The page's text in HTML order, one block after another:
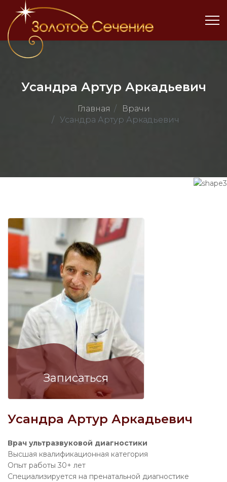
Усандра Артур Аркадьевич
Главная
Врачи
Усандра Артур Аркадьевич
Записаться
Усандра Артур Аркадьевич
Врач ультразвуковой диагностики
Высшая квалификационная категория
Опыт работы 30+ лет
Специализируется на пренатальной диагностике